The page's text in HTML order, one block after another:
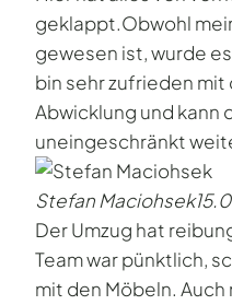
geklappt.Obwohl
gewesen ist, wurde
bin sehr zufrieden
Abwicklung und kann
uneingeschränkt
Stefan Maciohsek
Der Umzug hat
Team war pünktlich,
mit den Möbeln.